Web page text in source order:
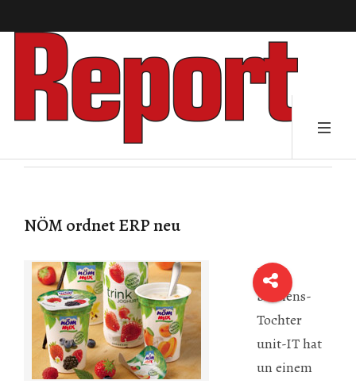
NÖM ordnet ERP neu
Die
Siemens-
Tochter
unit-IThat
un einem